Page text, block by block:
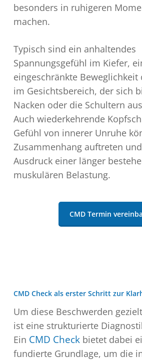
besonders in ruhigeren
machen.
Typisch sind ein anhaltendes
Spannungsgefühl im Kiefer,
eingeschränkte
im Gesichtsbereich, der sich
Nacken oder die Schultern
Auch wiederkehrende
Gefühl von innerer Unruhe
Zusammenhang auftreten
Ausdruck einer länger
muskulären Belastung.
CMD Termin
CMD Check als erster Schritt zur
Um diese Beschwerden
ist eine strukturierte
Ein CMD Checkbietet dabei
fundierte Grundlage, um die